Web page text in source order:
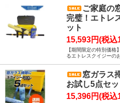
ご家庭の
完璧！エトレ
ット
15,593円(税込
【期間限定の特別価格
るエトレスクイジーの
窓ガラス
お試し5点セッ
15,396円(税込